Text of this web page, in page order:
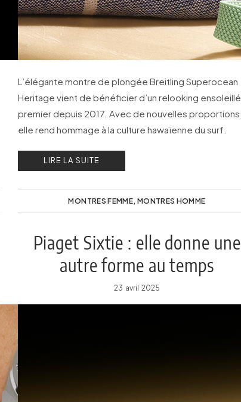
L’élégante montre de plongée Breitling Superocean
Heritage vient de bénéficier d’un relooking
premier depuis 2017. Avec de nouvelles
elle rend hommage à la culture hawaïenne du surf.
LIRE LA SUITE
MONTRES FEMME, MONTRES HOMME
Piaget Sixtie : elle donne une
autre forme au temps
23 avril 2025